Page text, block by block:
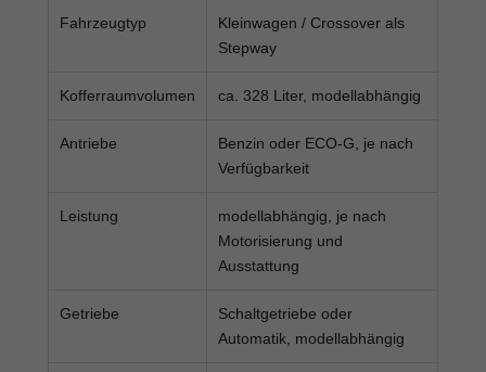
Fahrzeugtyp
Kleinwagen / Crossover als
Stepway
Kofferraumvolumen ca. 328 Liter, modellabhängig
Antriebe
Benzin oder ECO-G, je nach
Verfügbarkeit
Leistung
modellabhängig, je nach
Motorisierung und
Ausstattung
Getriebe
Schaltgetriebe oder
Automatik, modellabhängig